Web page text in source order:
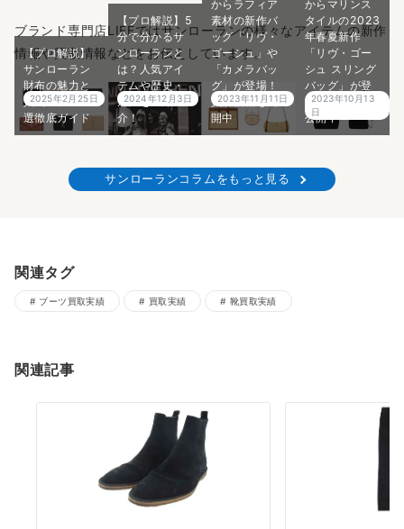
ブランド専門店LIFEではサンローランの様々なアイテムの新作
情報や買取情報などをお伝えしています。
【プロ解説】
サンローラン
財布の魅力と
人気モデル15
選徹底ガイド
2025年2月25日
【プロ解説】5
分で分かるサ
ンローランと
は？人気アイ
テムや歴史・
魅力をご紹
介！
2024年12月3日
からラフィア
素材の新作バ
ッグ「リヴ・
ゴーシュ」や
「カメラバッ
グ」が登場！
買取価格も公
開中
2023年11月11日
からマリンス
タイルの2023
年春夏新作
「リヴ・ゴー
シュ スリング
バッグ」が登
場！買取価格
公開中
2023年10月13
日
サンローランコラムをもっと見る
関連タグ
ブーツ買取実績 買取実績 靴買取実績
関連記事